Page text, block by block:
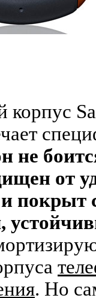
не
от
и
. Но